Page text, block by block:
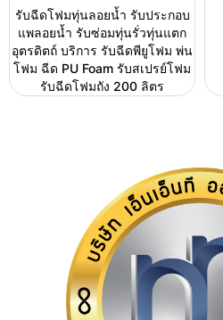
รับฉีดโฟมทุ่นลอยน้ำ รับประกอบ
แพลอยน้ำ รับซ่อมทุ่นรั่วทุ่นแตก
อุตรดิตถ์ บริการ รับฉีดพียูโฟม พ่น
โฟม ฉีด PU Foam รับสเปรย์โฟม
รับฉีดโฟมถัง 200 ลิตร